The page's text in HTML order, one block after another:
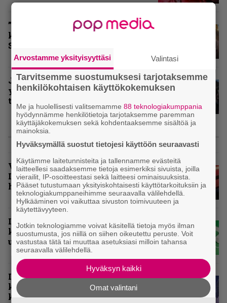
”Näillä festareilla kaikki on aina
kohdallaan” – raportti John
Smith Rock Festivalista
John Smith Rock Festivalin
yleisögalleria – bongaatko itsesi
tai tuttuja joukosta?
Vuoden 2025 raskaimmat –
Infernon toimituskunnan
henkilökohtaiset suosikit
Inferno valikoi vuoden 2025
kovimmat levyt – tässä
ulkomaisten kärkikymmenikkö
Inferno valitsi vuoden 2025
kovimmat levyt – tässä kotimaan
kärkikymmenikkö
Arvostamme yksityisyyttäsi Valintasi
Tarvitsemme suostumuksesi tarjotaksemme
henkilökohtaisen käyttökokemuksen
Me ja huolellisesti valitsemamme88 teknologiakumppania
hyödynnämme henkilötietoja tarjotaksemme paremman
käyttäjäkokemuksen sekä kohdentaaksemme sisältöä ja
mainoksia.
Hyväksymällä suostut tietojesi käyttöön seuraavasti
Käytämme laitetunnisteita ja tallennamme evästeitä
laitteellesi saadaksemme tietoja esimerkiksi sivuista, joilla
vierailit, IP-osoitteestasi sekä laitteesi ominaisuuksista.
Pääset tutustumaan yksityiskohtaisesti käyttötarkoituksiin ja
teknologiakumppaneihimme seuraavalla välilehdellä.
Hylkääminen voi vaikuttaa sivuston toimivuuteen ja
käytettävyyteen.
Jotkin teknologiamme voivat käsitellä tietoja myös ilman
suostumusta, jos niillä on siihen oikeutettu peruste. Voit
vastustaa tätä tai muuttaa asetuksiasi milloin tahansa
seuraavalla välilehdellä.
Hyväksyn kaikki
Omat valintani